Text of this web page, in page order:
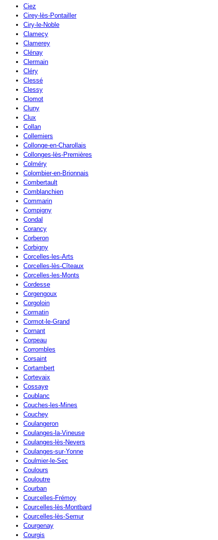
Ciez
Cirey-lès-Pontailler
Ciry-le-Noble
Clamecy
Clamerey
Clénay
Clermain
Cléry
Clessé
Clessy
Clomot
Cluny
Clux
Collan
Collemiers
Collonge-en-Charollais
Collonges-lès-Premières
Colméry
Colombier-en-Brionnais
Combertault
Comblanchien
Commarin
Compigny
Condal
Corancy
Corberon
Corbigny
Corcelles-les-Arts
Corcelles-lès-Cîteaux
Corcelles-les-Monts
Cordesse
Corgengoux
Corgoloin
Cormatin
Cormot-le-Grand
Cornant
Corpeau
Corrombles
Corsaint
Cortambert
Cortevaix
Cossaye
Coublanc
Couches-les-Mines
Couchey
Coulangeron
Coulanges-la-Vineuse
Coulanges-lès-Nevers
Coulanges-sur-Yonne
Coulmier-le-Sec
Coulours
Couloutre
Courban
Courcelles-Frémoy
Courcelles-lès-Montbard
Courcelles-lès-Semur
Courgenay
Courgis